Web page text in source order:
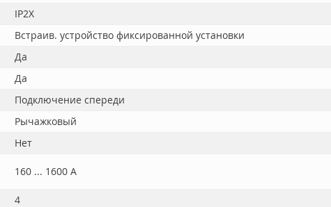
IP2X
Встраив. устройство фиксированной установки
Да
Да
Подключение спереди
Рычажковый
Нет
160 ... 1600 А
4